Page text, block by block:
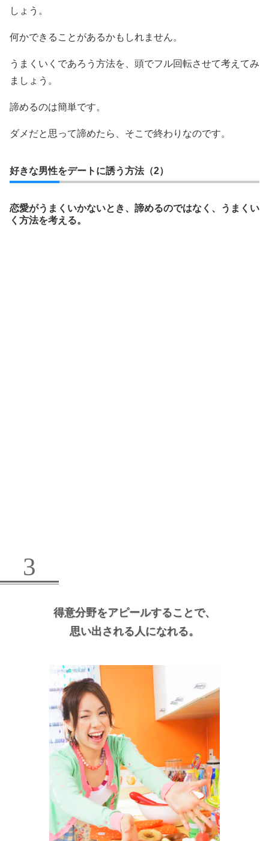
しょう。
何かできることがあるかもしれません。
うまくいくであろう方法を、頭でフル回転させて考えてみ
ましょう。
諦めるのは簡単です。
ダメだと思って諦めたら、そこで終わりなのです。
好きな男性をデートに誘う方法（2）
恋愛がうまくいかないとき、諦めるのではなく、うまくい
く方法を考える。
3
得意分野をアピールすることで、
思い出される人になれる。